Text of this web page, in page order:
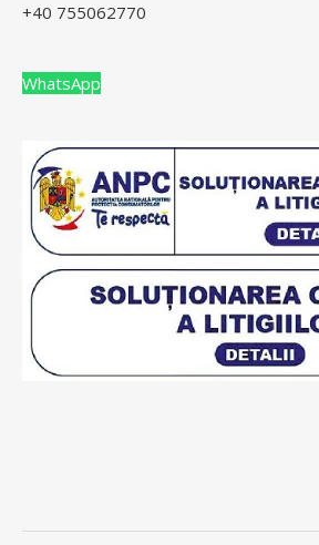
+40 755062770
WhatsApp